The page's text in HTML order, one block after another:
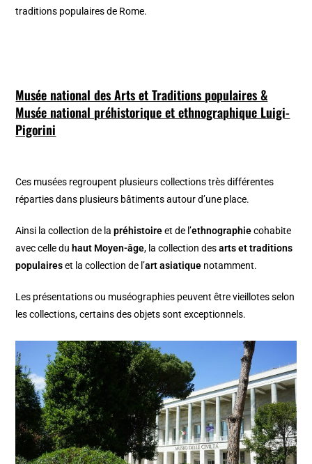
traditions populaires de Rome.
Musée national des Arts et Traditions populaires &
Musée national préhistorique et ethnographique Luigi-
Pigorini
Ces musées regroupent plusieurs collections très différentes
réparties dans plusieurs bâtiments autour d’une place.
Ainsi la collection de lapréhistoireet de l’ethnographiecohabite
avec celle du haut Moyen-âge, la collection desarts et traditions
populaireset la collection de l’art asiatique notamment.
Les présentations ou muséographies peuvent être vieillotes selon
les collections, certains des objets sont exceptionnels.